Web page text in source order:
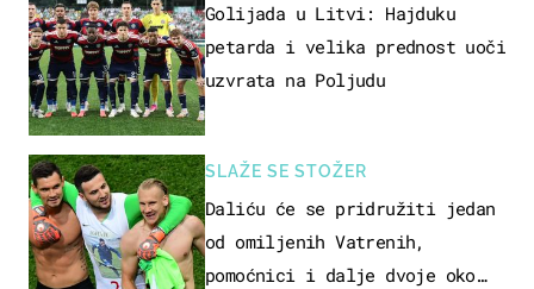
Golijada u Litvi: Hajduku
petarda i velika prednost uoči
uzvrata na Poljudu
SLAŽE SE STOŽER
Daliću će se pridružiti jedan
od omiljenih Vatrenih,
pomoćnici i dalje dvoje oko